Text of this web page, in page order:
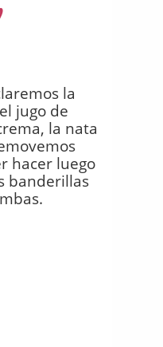
la
jugo de
la nata
hacer luego
banderillas